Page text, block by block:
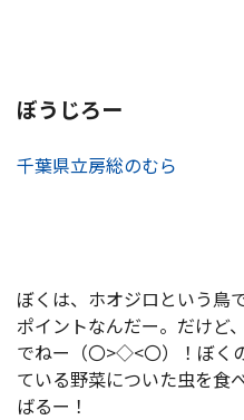
ぼうじろー
千葉県立房総のむら
ぼくは、ホオジロという鳥
ポイントなんだー。だけど
でねー（〇>◇<〇）！ぼく
ている野菜についた虫を食
ばるー！